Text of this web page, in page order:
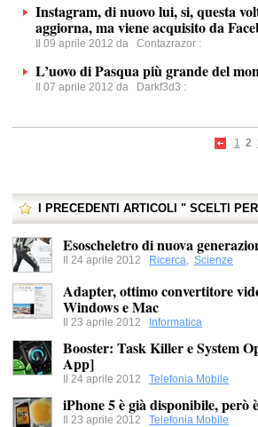
Instagram, di nuovo lui, si, questa
aggiorna, ma viene acquisito da
Il 09 aprile 2012 da Contazrazor :
L’uovo di Pasqua più grande del
Il 07 aprile 2012 da Darkf3d3 :
1 2
I PRECEDENTI ARTICOLI " SCELTI
Esoscheletro di nuova
Il 24 aprile 2012 Ricerca, Scienze
Adapter, ottimo convertitore
Windows e Mac
Il 23 aprile 2012 Informatica
Booster: Task Killer e System
App]
Il 24 aprile 2012 Telefonia Mobile
iPhone 5 è già disponibile, però
Il 23 aprile 2012 Telefonia Mobile